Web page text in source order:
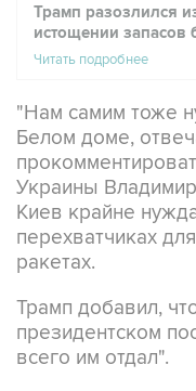
Трамп разозлился
истощении запасов
Читать подробнее
"Нам самим тоже
Белом доме,
Украины
Киев крайне
перехватчиках
ракетах.
Трамп добавил,
президентском
всего им отдал".